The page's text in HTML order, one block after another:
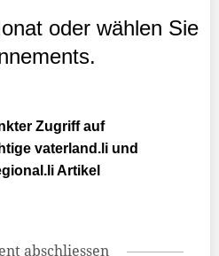
oder wählen Sie
Zugriff auf
vaterland.li und
Artikel
abschliessen